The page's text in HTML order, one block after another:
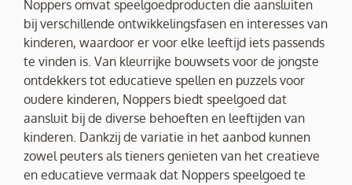
Noppers omvat speelgoedproducten die aansluiten
bij verschillende ontwikkelingsfasen en interesses van
kinderen, waardoor er voor elke leeftijd iets passends
te vinden is. Van kleurrijke bouwsets voor de jongste
ontdekkers tot educatieve spellen en puzzels voor
oudere kinderen, Noppers biedt speelgoed dat
aansluit bij de diverse behoeften en leeftijden van
kinderen. Dankzij de variatie in het aanbod kunnen
zowel peuters als tieners genieten van het creatieve
en educatieve vermaak dat Noppers speelgoed te